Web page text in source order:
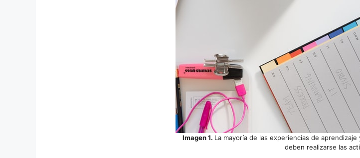
Imagen 1. La mayoría de las experiencias de
deben realizarse las